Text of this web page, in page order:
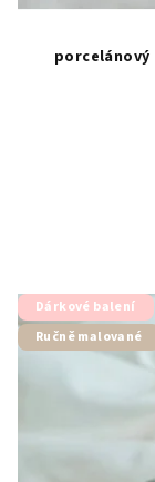
Dárkové balení
Ručně malované